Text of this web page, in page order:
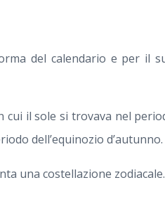
del calendario e per il
cui il sole si trovava nel
dell’equinozio d’autunno.
una costellazione zodiacale.